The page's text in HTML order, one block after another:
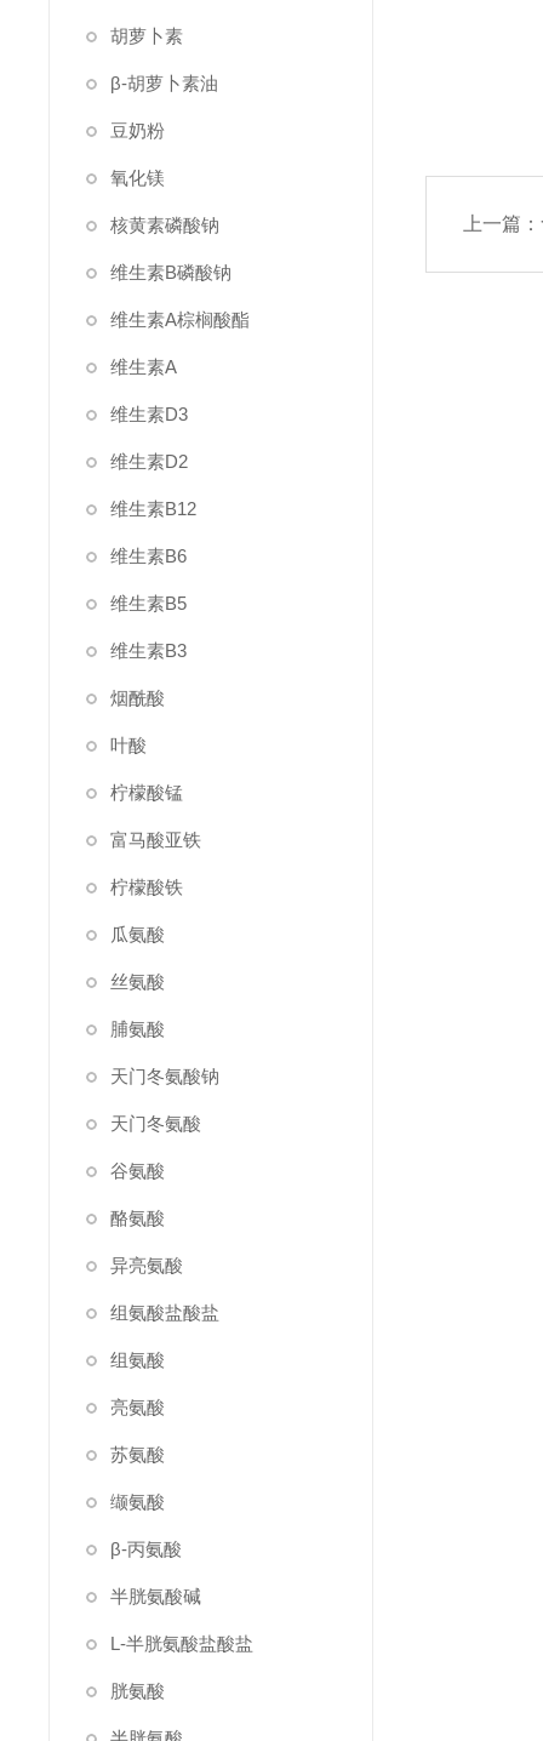
胡萝卜素
β-胡萝卜素油
豆奶粉
氧化镁
核黄素磷酸钠
维生素B磷酸钠
维生素A棕榈酸酯
维生素A
维生素D3
维生素D2
维生素B12
维生素B6
维生素B5
维生素B3
烟酰酸
叶酸
柠檬酸锰
富马酸亚铁
柠檬酸铁
瓜氨酸
丝氨酸
脯氨酸
天门冬氨酸钠
天门冬氨酸
谷氨酸
酪氨酸
异亮氨酸
组氨酸盐酸盐
组氨酸
亮氨酸
苏氨酸
缬氨酸
β-丙氨酸
半胱氨酸碱
L-半胱氨酸盐酸盐
胱氨酸
上一篇：